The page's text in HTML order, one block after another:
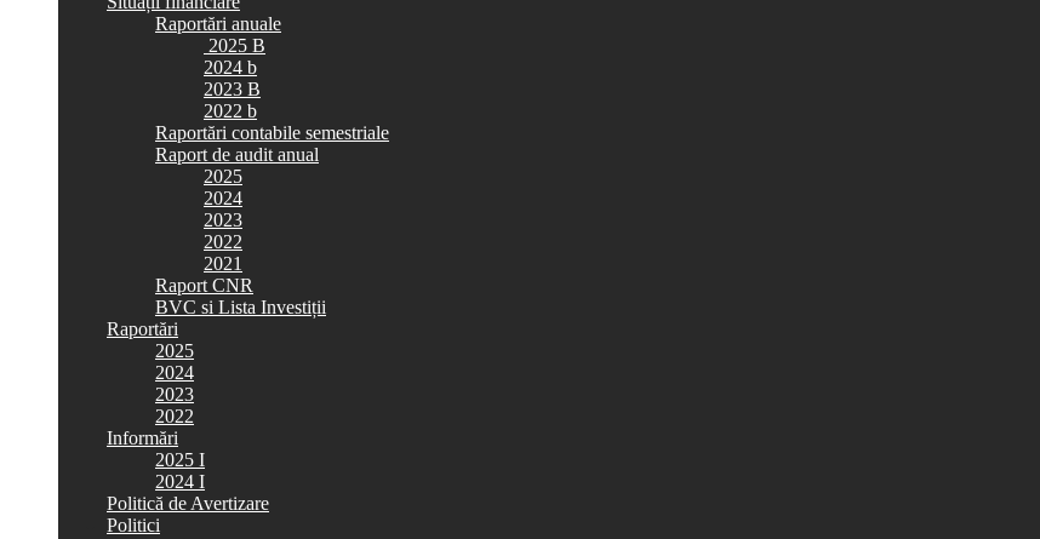
Raportări anuale
2025 B
2024 b
2023 B
2022 b
Raportări contabile semestriale
Raport de audit anual
2025
2024
2023
2022
2021
Raport CNR
BVC si Lista Investiții
Raportări
2025
2024
2023
2022
Informări
2025 I
2024 I
Politică de Avertizare
Politici